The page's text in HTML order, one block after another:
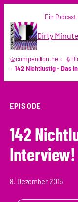
Inhalt
springen
Ein Podcast
Dirty
compendion.net
142 Nichtlustig – Das
EPISODE
142
Interview!
8. Dezember 2015